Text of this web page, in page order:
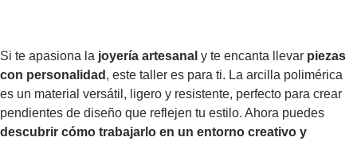
Si te apasiona la joyería artesanal y te encanta llevar piezas
con personalidad , este taller es para ti. La arcilla polimérica
es un material versátil, ligero y resistente, perfecto para crear
pendientes de diseño que reflejen tu estilo. Ahora puedes
descubrir cómo trabajarlo en un entorno creativo y